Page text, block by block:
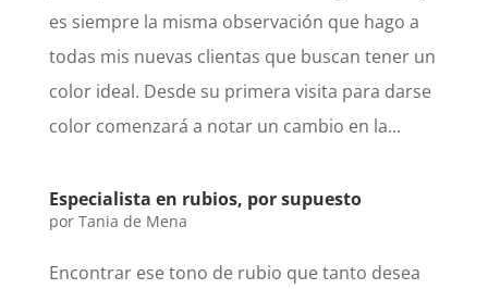
es siempre la misma observación que hago a
todas mis nuevas clientas que buscan tener un
color ideal. Desde su primera visita para darse
color comenzará a notar un cambio en la...
Especialista en rubios, por supuesto
por Tania de Mena
Encontrar ese tono de rubio que tanto desea